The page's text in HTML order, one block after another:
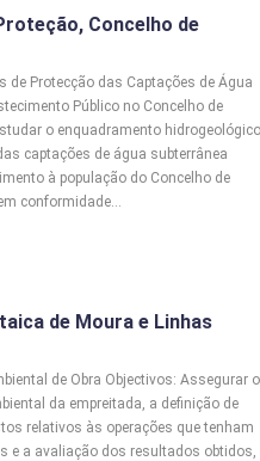
HIDROGEOLÓGICOS
Concelho de
de Protecção das Captações de Água
Público no Concelho de
o enquadramento hidrogeológico
captações de água subterrânea
à população do Concelho de
conformidade…
AAO
de Moura e Linhas
de Obra Objectivos: Assegurar o
da empreitada, a definição de
relativos às operações que tenham
e a avaliação dos resultados obtidos,